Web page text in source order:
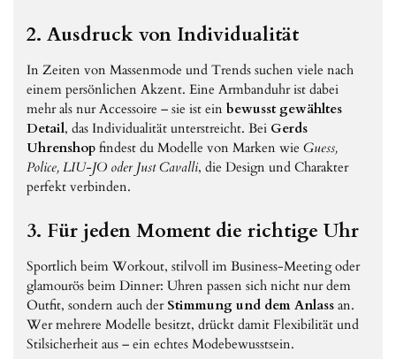
2. Ausdruck von Individualität
In Zeiten von Massenmode und Trends suchen viele nach
einem persönlichen Akzent. Eine Armbanduhr ist dabei
mehr als nur Accessoire – sie ist ein bewusst gewähltes
Detail, das Individualität unterstreicht. Bei Gerds
Uhrenshop findest du Modelle von Marken wie Guess,
Police, LIU-JO oder Just Cavalli, die Design und Charakter
perfekt verbinden.
3. Für jeden Moment die richtige Uhr
Sportlich beim Workout, stilvoll im Business-Meeting oder
glamourös beim Dinner: Uhren passen sich nicht nur dem
Outfit, sondern auch der Stimmung und dem Anlass an.
Wer mehrere Modelle besitzt, drückt damit Flexibilität und
Stilsicherheit aus – ein echtes Modebewusstsein.